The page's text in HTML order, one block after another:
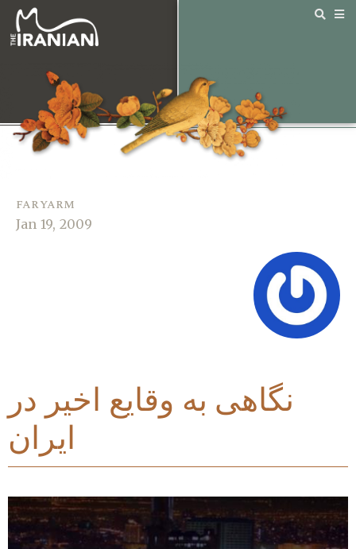
faryarm
Jan 19, 2009
نگاهی به وقایع اخیر در
ایران